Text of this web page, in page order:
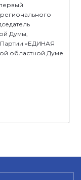
Думы,
«ЕДИНАЯ
областной Думе